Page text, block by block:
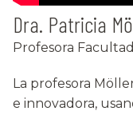
Dra. Patricia
Profesora
La profesora
e innovadora,